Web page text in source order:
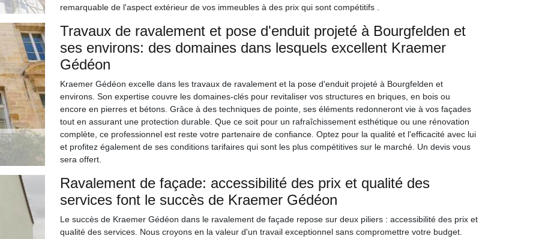
remarquable de l'aspect extérieur de vos immeubles à des prix qui sont compétitifs .
Travaux de ravalement et pose d'enduit projeté à Bourgfelden et
ses environs: des domaines dans lesquels excellent Kraemer
Gédéon
Kraemer Gédéon excelle dans les travaux de ravalement et la pose d'enduit projeté à Bourgfelden et
environs. Son expertise couvre les domaines-clés pour revitaliser vos structures en briques, en bois ou
encore en pierres et bétons. Grâce à des techniques de pointe, ses éléments redonneront vie à vos façades
tout en assurant une protection durable. Que ce soit pour un rafraîchissement esthétique ou une rénovation
complète, ce professionnel est reste votre partenaire de confiance. Optez pour la qualité et l'efficacité avec lui
et profitez également de ses conditions tarifaires qui sont les plus compétitives sur le marché. Un devis vous
sera offert.
Ravalement de façade: accessibilité des prix et qualité des
services font le succès de Kraemer Gédéon
Le succès de Kraemer Gédéon dans le ravalement de façade repose sur deux piliers : accessibilité des prix et
qualité des services. Nous croyons en la valeur d'un travail exceptionnel sans compromettre votre budget.